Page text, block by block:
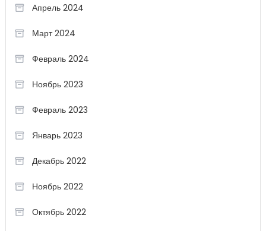
Апрель 2024
Март 2024
Февраль 2024
Ноябрь 2023
Февраль 2023
Январь 2023
Декабрь 2022
Ноябрь 2022
Октябрь 2022